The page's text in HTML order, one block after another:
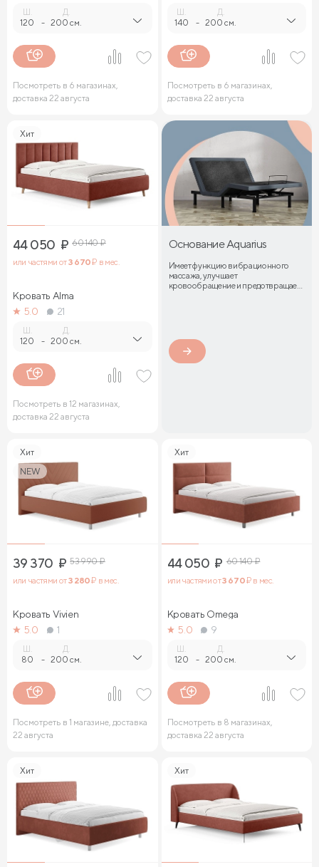
Ш.
120 -
Д.
200 см.
Посмотреть в 6 магазинах,
доставка 22 августа
Ш.
140 -
Д.
200 см.
Посмотреть в 6 магазинах,
доставка 22 августа
Хит
44 050 ₽ 60 140₽
или частями от3 670₽ в мес.
Кровать Alma
5.0
21
120 -
Д.
200 см.
Посмотреть в 12 магазинах,
доставка 22 августа
Основание Aquarius
Имеет функцию вибрационного
массажа, улучшает
кровообращение и предотвращает
Хит
NEW
39 370 ₽ 53 990₽
или частями от3 280₽ в мес.
Кровать Vivien
5.0
1
80 -
Д.
200 см.
Посмотреть в 1 магазине, доставка
22 августа
Хит
44 050 ₽ 60 140₽
или частями от3 670₽ в мес.
Кровать Omega
5.0
9
120 -
Д.
200 см.
Посмотреть в 8 магазинах,
доставка 22 августа
Хит Хит